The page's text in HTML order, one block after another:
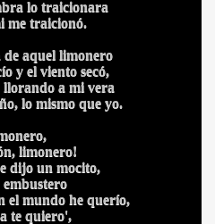
lo traicionara
me traicionó.
de aquel limonero
y el viento secó,
llorando a mi vera
lo mismo que yo.
limonero!
dijo un mocito,
embustero
el mundo he querío,
te quiero',